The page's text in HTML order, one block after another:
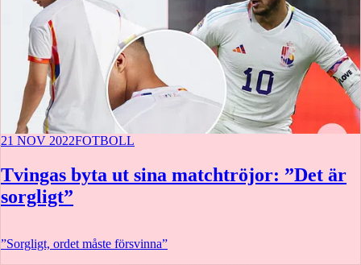
21 NOV 2022FOTBOLL
Tvingas byta ut sina matchtröjor: ”Det är
sorgligt”
”Sorgligt, ordet måste försvinna”